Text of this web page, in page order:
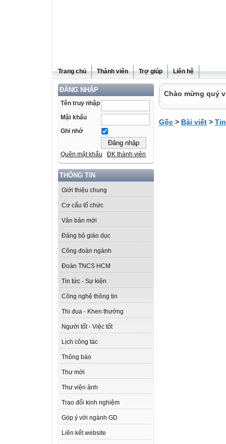
Trang chủ Thành viên Trợ giúp Liên hệ
ĐĂNG NHẬP
Tên truy nhập
Mật khẩu
Ghi nhớ
Quên mật khẩu ĐK thành viên
THÔNG TIN
Giới thiệu chung
Cơ cấu tổ chức
Văn bản mới
Đảng bộ giáo dục
Công đoàn ngành
Đoàn TNCS HCM
Tin tức - Sự kiện
Công nghệ thông tin
Thi đua - Khen thưởng
Người tốt - Việc tốt
Lịch công tác
Thông báo
Thư mời
Thư viện ảnh
Trao đổi kinh nghiệm
Góp ý với ngành GD
Liên kết website
Chào mừng quý
Gốc > Bài viết >